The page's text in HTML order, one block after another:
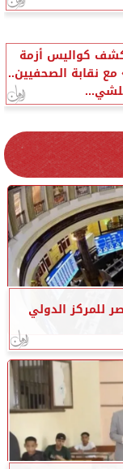
كواليس أزمة
مع نقابة الصحفيين..
للمركز الدولي